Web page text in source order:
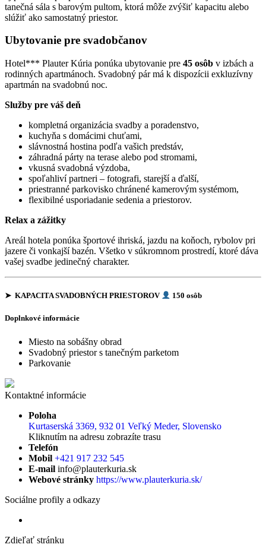
tanečná sála s barovým pultom, ktorá môže zvýšiť kapacitu alebo
slúžiť ako samostatný priestor.
Ubytovanie pre svadobčanov
Hotel*** Plauter Kúria ponúka ubytovanie pre 45 osôb v izbách a
rodinných apartmánoch. Svadobný pár má k dispozícii exkluzívny
apartmán na svadobnú noc.
Služby pre váš deň
kompletná organizácia svadby a poradenstvo,
kuchyňa s domácimi chuťami,
slávnostná hostina podľa vašich predstáv,
záhradná párty na terase alebo pod stromami,
vkusná svadobná výzdoba,
spoľahliví partneri – fotografi, starejší a ďalší,
priestranné parkovisko chránené kamerovým systémom,
flexibilné usporiadanie sedenia a priestorov.
Relax a zážitky
Areál hotela ponúka športové ihriská, jazdu na koňoch, rybolov pri
jazere či vonkajší bazén. Všetko v súkromnom prostredí, ktoré dáva
vašej svadbe jedinečný charakter.
➤ KAPACITA SVADOBNÝCH PRIESTOROV 150 osôb
Doplnkové informácie
Miesto na sobášny obrad
Svadobný priestor s tanečným parketom
Parkovanie
Kontaktné informácie
Poloha
Kurtaserská 3369, 932 01 Veľký Meder, Slovensko
Kliknutím na adresu zobrazíte trasu
Telefón
Mobil +421 917 232 545
E-mail info@plauterkuria.sk
Webové stránky https://www.plauterkuria.sk/
Sociálne profily a odkazy
Zdieľať stránku